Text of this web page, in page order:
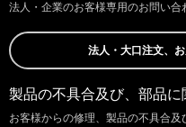
法人・企業のお客様専用のお問い合
法人・大口注文、
製品の不具合及び、部品
お客様からの修理、製品の不具合